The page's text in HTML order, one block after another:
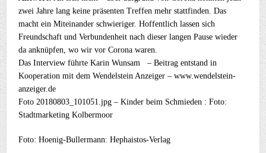
zwei Jahre lang keine präsenten Treffen mehr stattfinden. Das
macht ein Miteinander schwieriger. Hoffentlich lassen sich
Freundschaft und Verbundenheit nach dieser langen Pause wieder
da anknüpfen, wo wir vor Corona waren.
Das Interview führte Karin Wunsam – Beitrag entstand in
Kooperation mit dem Wendelstein Anzeiger – www.wendelstein-
anzeiger.de
Foto 20180803_101051.jpg – Kinder beim Schmieden : Foto:
Stadtmarketing Kolbermoor
Foto: Hoenig-Bullermann: Hephaistos-Verlag